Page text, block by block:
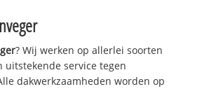
? Wij werken op allerlei soorten
uitstekende service tegen
dakwerkzaamheden worden op